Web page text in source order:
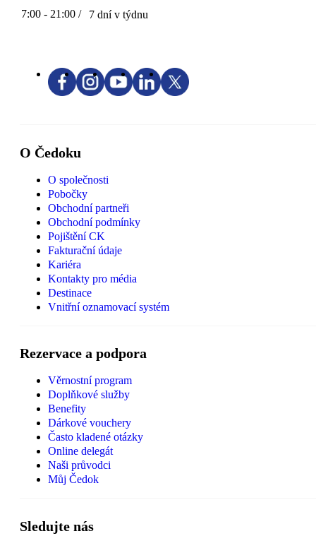
7:00 - 21:00 / 7 dní v týdnu
O Čedoku
O společnosti
Pobočky
Obchodní partneři
Obchodní podmínky
Pojištění CK
Fakturační údaje
Kariéra
Kontakty pro média
Destinace
Vnitřní oznamovací systém
Rezervace a podpora
Věrnostní program
Doplňkové služby
Benefity
Dárkové vouchery
Často kladené otázky
Online delegát
Naši průvodci
Můj Čedok
Sledujte nás